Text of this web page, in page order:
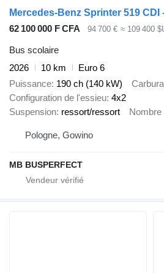
62 100 000 F CFA 94 700 € ≈ 109 400
Bus scolaire
2026
10 km
Euro 6
Puissance 190 ch (140 kW)
Configuration de l'essieu 4x2
Suspension ressort/ressort Nombre
Pologne, Gowino
MB BUSPERFECT